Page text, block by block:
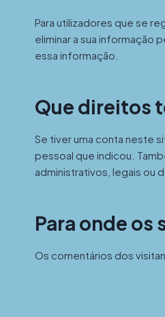
Para utilizadores que se
eliminar a sua informação
essa informação.
Que direitos
Se tiver uma conta neste
pessoal que indicou.
administrativos, legais ou
Para onde os
Os comentários dos